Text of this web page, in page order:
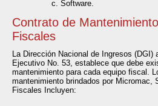
Software.
Contrato de
Fiscales
La Dirección Nacional de Ingresos (DGI)
Ejecutivo No. 53, establece que debe
mantenimiento para cada equipo fiscal.
mantenimiento brindados por Micromac,
Fiscales Incluyen: